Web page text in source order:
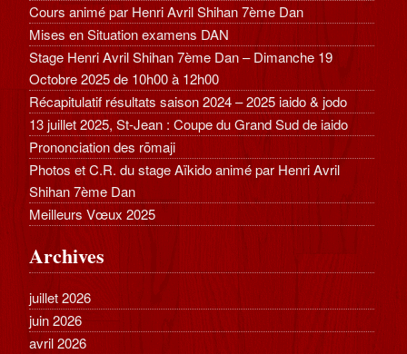
Cours animé par Henri Avril Shihan 7ème Dan
Mises en Situation examens DAN
Stage Henri Avril Shihan 7ème Dan – Dimanche 19
Octobre 2025 de 10h00 à 12h00
Récapitulatif résultats saison 2024 – 2025 iaido & jodo
13 juillet 2025, St-Jean : Coupe du Grand Sud de iaido
Prononciation des rōmaji
Photos et C.R. du stage Aïkido animé par Henri Avril
Shihan 7ème Dan
Meilleurs Vœux 2025
Archives
juillet 2026
juin 2026
avril 2026